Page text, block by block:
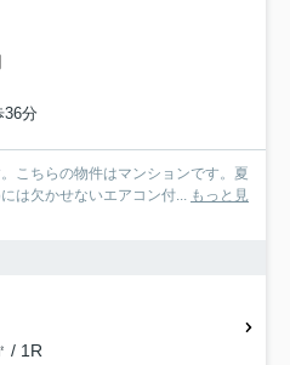
36分
こちらの物件はマンションです。夏
は欠かせないエアコン付... もっと見
/ 1R